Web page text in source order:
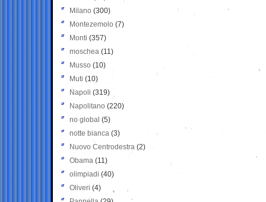
Milano (300)
Montezemolo (7)
Monti (357)
moschea (11)
Musso (10)
Muti (10)
Napoli (319)
Napolitano (220)
no global (5)
notte bianca (3)
Nuovo Centrodestra (2)
Obama (11)
olimpiadi (40)
Oliveri (4)